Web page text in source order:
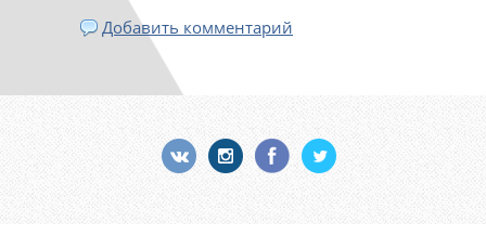
Добавить комментарий